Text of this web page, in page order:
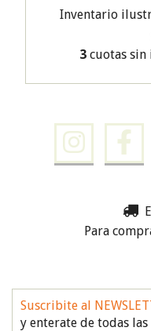
Inventario
3 cuotas sin
Para
Suscribite al
y enterate de todas las